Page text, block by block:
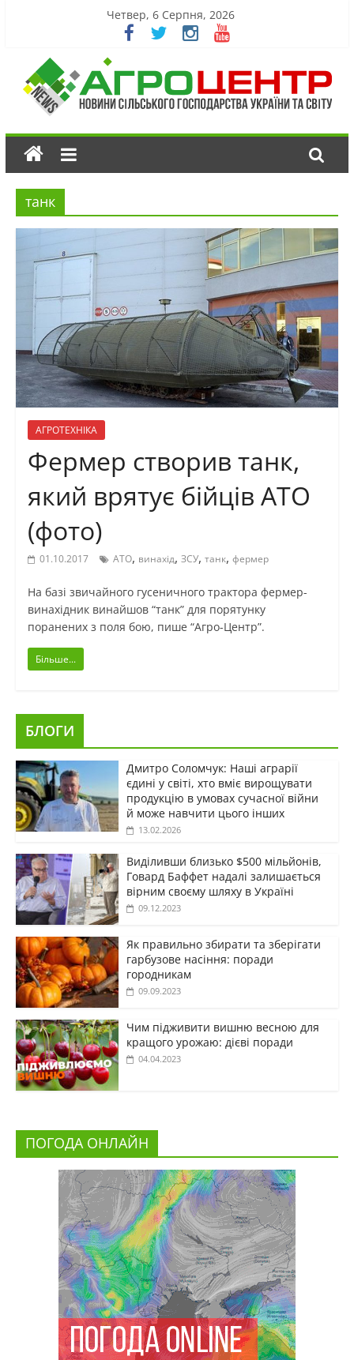
Четвер, 6 Серпня, 2026
танк
АГРОТЕХНІКА
Фермер створив танк,
який врятує бійців АТО
(фото)
01.10.2017 АТО, винахід, ЗСУ, танк, фермер
На базі звичайного гусеничного трактора фермер-
винахідник винайшов “танк” для порятунку
поранених з поля бою, пише “Агро-Центр”.
Більше...
БЛОГИ
Дмитро Соломчук: Наші аграрії
єдині у світі, хто вміє вирощувати
продукцію в умовах сучасної війни
й може навчити цього інших
13.02.2026
Виділивши близько $500 мільйонів,
Говард Баффет надалі залишається
вірним своєму шляху в Україні
09.12.2023
Як правильно збирати та зберігати
гарбузове насіння: поради
городникам
09.09.2023
Чим підживити вишню весною для
кращого урожаю: дієві поради
04.04.2023
ПОГОДА ОНЛАЙН